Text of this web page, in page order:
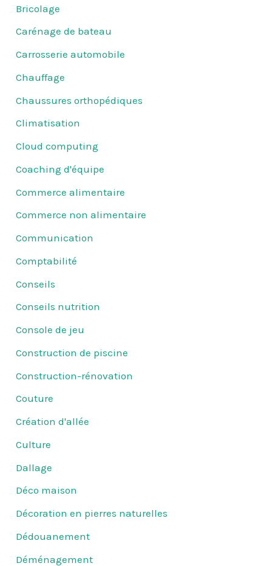
Bricolage
Carénage de bateau
Carrosserie automobile
Chauffage
Chaussures orthopédiques
Climatisation
Cloud computing
Coaching d'équipe
Commerce alimentaire
Commerce non alimentaire
Communication
Comptabilité
Conseils
Conseils nutrition
Console de jeu
Construction de piscine
Construction-rénovation
Couture
Création d'allée
Culture
Dallage
Déco maison
Décoration en pierres naturelles
Dédouanement
Déménagement